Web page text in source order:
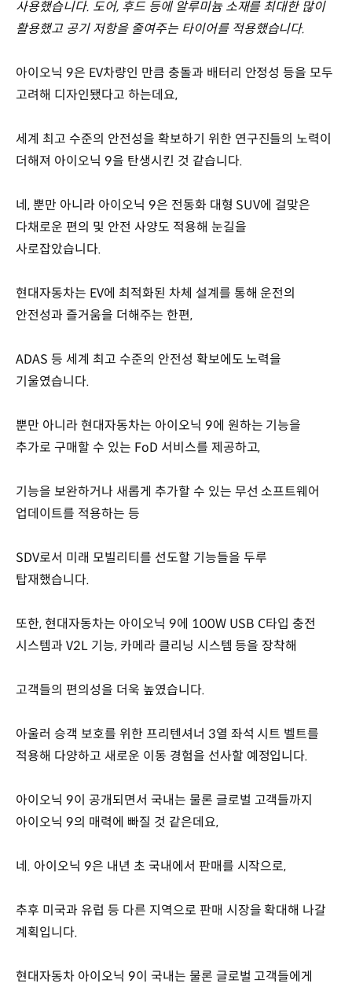
사용했습니다. 도어, 후드 등에 알루미늄 소재를 최대한 많이
활용했고 공기 저항을 줄여주는 타이어를 적용했습니다.
아이오닉 9은 EV차량인 만큼 충돌과 배터리 안정성 등을 모두
고려해 디자인됐다고 하는데요,
세계 최고 수준의 안전성을 확보하기 위한 연구진들의 노력이
더해져 아이오닉 9을 탄생시킨 것 같습니다.
네, 뿐만 아니라 아이오닉 9은 전동화 대형 SUV에 걸맞은
다채로운 편의 및 안전 사양도 적용해 눈길을
사로잡았습니다.
현대자동차는 EV에 최적화된 차체 설계를 통해 운전의
안전성과 즐거움을 더해주는 한편,
ADAS 등 세계 최고 수준의 안전성 확보에도 노력을
기울였습니다.
뿐만 아니라 현대자동차는 아이오닉 9에 원하는 기능을
추가로 구매할 수 있는 FoD 서비스를 제공하고,
기능을 보완하거나 새롭게 추가할 수 있는 무선 소프트웨어
업데이트를 적용하는 등
SDV로서 미래 모빌리티를 선도할 기능들을 두루
탑재했습니다.
또한, 현대자동차는 아이오닉 9에 100W USB C타입 충전
시스템과 V2L 기능, 카메라 클리닝 시스템 등을 장착해
고객들의 편의성을 더욱 높였습니다.
아울러 승객 보호를 위한 프리텐셔너 3열 좌석 시트 벨트를
적용해 다양하고 새로운 이동 경험을 선사할 예정입니다.
아이오닉 9이 공개되면서 국내는 물론 글로벌 고객들까지
아이오닉 9의 매력에 빠질 것 같은데요,
네. 아이오닉 9은 내년 초 국내에서 판매를 시작으로,
추후 미국과 유럽 등 다른 지역으로 판매 시장을 확대해 나갈
계획입니다.
현대자동차 아이오닉 9이 국내는 물론 글로벌 고객들에게